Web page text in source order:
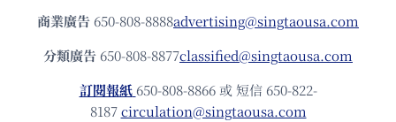
商業廣告 650-808-8888advertising@singtaousa.com
分類廣告 650-808-8877classified@singtaousa.com
訂閱報紙 650-808-8866 或 短信 650-822-
8187circulation@singtaousa.com